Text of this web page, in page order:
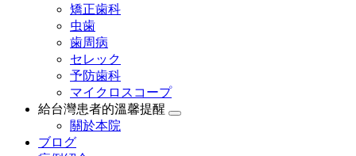
矯正歯科
虫歯
歯周病
セレック
予防歯科
マイクロスコープ
給台灣患者的溫馨提醒
關於本院
ブログ